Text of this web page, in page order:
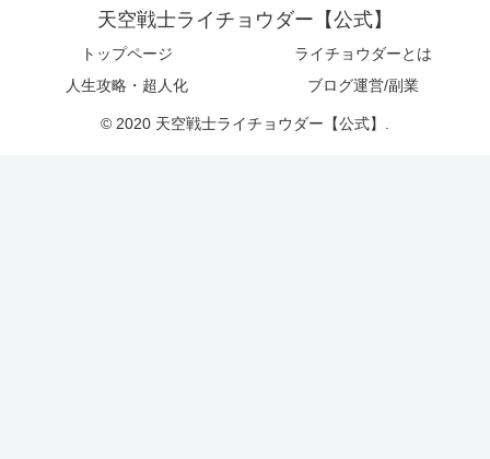
天空戦士ライチョウダー【公式】
トップページ
ライチョウダーとは
人生攻略・超人化
ブログ運営/副業
© 2020 天空戦士ライチョウダー【公式】.